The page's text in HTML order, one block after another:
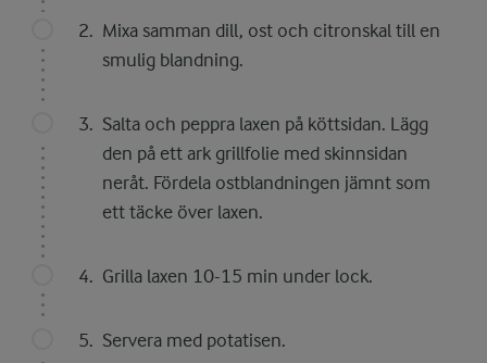
Mixa samman dill, ost och citronskal till en
smulig blandning.
Salta och peppra laxen på köttsidan. Lägg
den på ett ark grillfolie med skinnsidan
neråt. Fördela ostblandningen jämnt som
ett täcke över laxen.
Grilla laxen 10-15 min under lock.
Servera med potatisen.